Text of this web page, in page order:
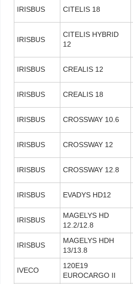
IRISBUS CITELIS 18
IRISBUS
CITELIS HYBRID
12
IRISBUS CREALIS 12
IRISBUS CREALIS 18
IRISBUS CROSSWAY 10.6
IRISBUS CROSSWAY 12
IRISBUS CROSSWAY 12.8
IRISBUS EVADYS HD12
IRISBUS
MAGELYS HD
12.2/12.8
IRISBUS
MAGELYS HDH
13/13.8
IVECO
120E19
EUROCARGO II